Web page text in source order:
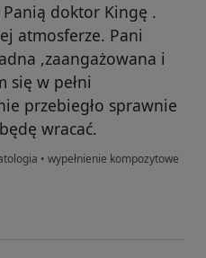
Panią doktor Kingę .
atmosferze. Pani
,zaangażowana i
się w pełni
przebiegło sprawnie
wracać.
• wypełnienie kompozytowe